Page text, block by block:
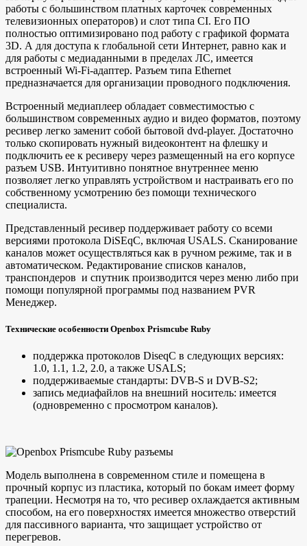
работы с большинством платных карточек современных
телевизионных операторов) и слот типа СI. Его ПО
полностью оптимизировано под работу с графикой формата
3D. А для доступа к глобальной сети Интернет, равно как и
для работы с медиаданными в пределах ЛС, имеется
встроенный Wi-Fi-адаптер. Разъем типа Ethernet
предназначается для организации проводного подключения.
Встроенный медиаплеер обладает совместимостью с
большинством современных аудио и видео форматов, поэтому
ресивер легко заменит собой бытовой dvd-player. Достаточно
только скопировать нужный видеоконтент на флешку и
подключить ее к ресиверу через размещенный на его корпусе
разъем USB. Интуитивно понятное внутреннее меню
позволяет легко управлять устройством и настраивать его по
собственному усмотрению без помощи технического
специалиста.
Представленный ресивер поддерживает работу со всеми
версиями протокола DiSEqC, включая USALS. Сканирование
каналов может осуществляться как в ручном режиме, так и в
автоматическом. Редактирование списков каналов,
транспондеров и спутник производится через меню либо при
помощи популярной программы под названием PVR
Менеджер.
Технические особенности Openbox Prismcube Ruby
поддержка протоколов DiseqC в следующих версиях:
1.0, 1.1, 1.2, 2.0, а также USALS;
поддерживаемые стандарты: DVB-S и DVB-S2;
запись медиафайлов на внешний носитель: имеется
(одновременно с просмотром каналов).
Модель выполнена в современном стиле и помещена в
прочный корпус из пластика, который по бокам имеет форму
трапеции. Несмотря на то, что ресивер охлаждается активным
способом, на его поверхностях имеется множество отверстий
для пассивного варианта, что защищает устройство от
перегревов.